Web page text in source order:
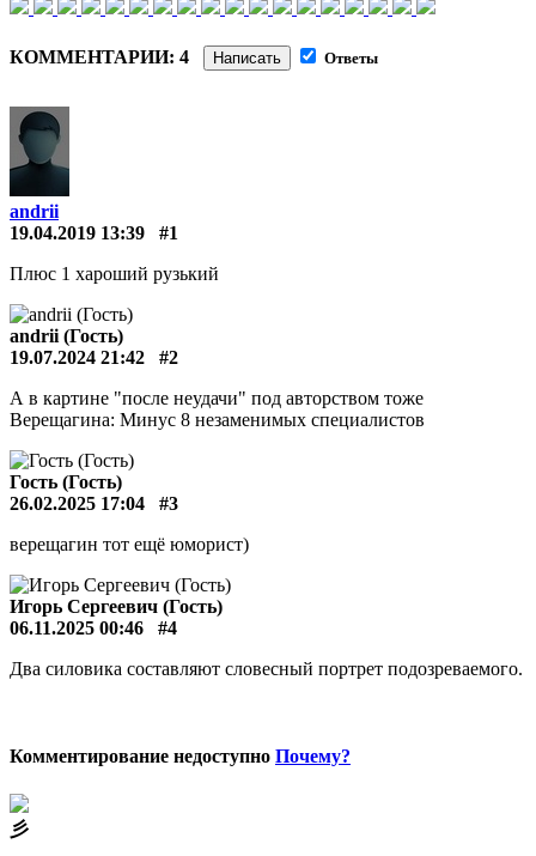
КОММЕНТАРИИ: 4 Написать Ответы
andrii
19.04.2019 13:39
#1
Плюс 1 хароший рузький
andrii (Гость)
19.07.2024 21:42
#2
А в картине "после неудачи" под авторством тоже
Верещагина: Минус 8 незаменимых специалистов
Гость (Гость)
26.02.2025 17:04
#3
верещагин тот ещё юморист)
Игорь Сергеевич (Гость)
06.11.2025 00:46
#4
Два силовика составляют словесный портрет подозреваемого.
Комментирование недоступно Почему?
⼺